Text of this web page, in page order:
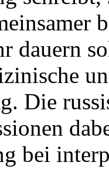
dauern
Die
bei